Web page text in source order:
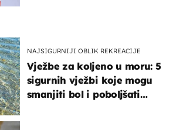
NAJSIGURNIJI OBLIK REKREACIJE
Vježbe za koljeno u moru: 5
sigurnih vježbi koje mogu
smanjiti bol i poboljšati